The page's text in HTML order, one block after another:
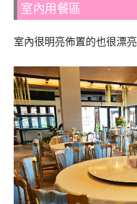
室內用餐區
室內很明亮佈置的也很漂亮